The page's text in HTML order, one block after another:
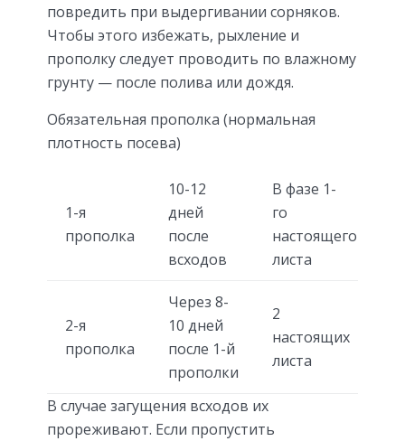
повредить при выдергивании сорняков.
Чтобы этого избежать, рыхление и
прополку следует проводить по влажному
грунту — после полива или дождя.
Обязательная прополка (нормальная
плотность посева)
1-я
прополка
10-12
дней
после
всходов
В фазе 1-
го
настоящего
листа
2-я
прополка
Через 8-
10 дней
после 1-й
прополки
2
настоящих
листа
В случае загущения всходов их
прореживают. Если пропустить